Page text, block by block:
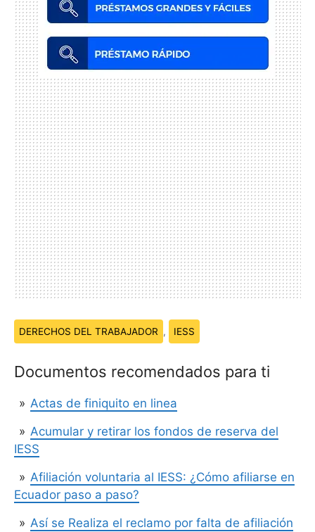
Temas:
DERECHOS DEL TRABAJADOR , IESS
Documentos recomendados para ti
Actas de finiquito en linea
Acumular y retirar los fondos de reserva del
IESS
Afiliación voluntaria al IESS: ¿Cómo afiliarse en
Ecuador paso a paso?
Así se Realiza el reclamo por falta de afiliación